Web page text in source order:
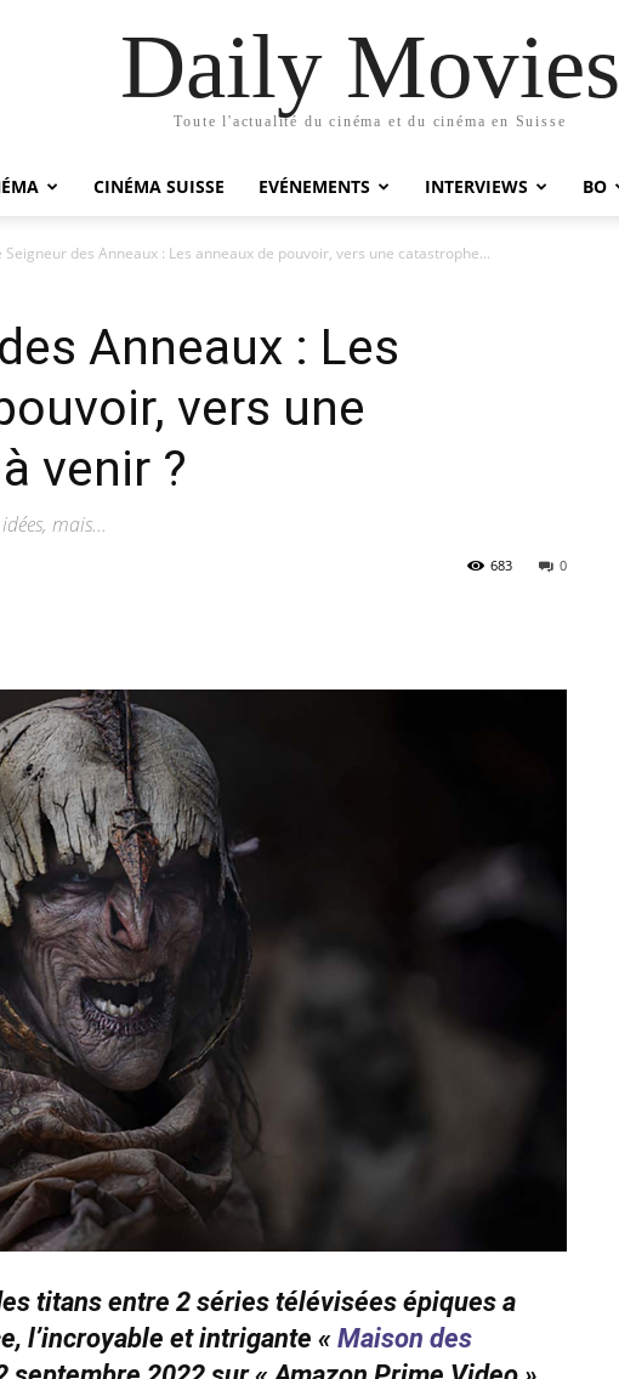
Daily Movies
Toute l'actualité du cinéma et du cinéma en Suisse
CINÉMA SUISSE EVÉNEMENTS INTERVIEWS BO
Seigneur des Anneaux : Les anneaux de pouvoir, vers une catastrophe...
Anneaux : Les
vers une
venir ?
mais...
0
683
titans entre 2 séries télévisées épiques a
l’incroyable et intrigante «Maison des